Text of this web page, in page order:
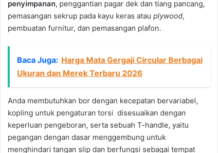
penyimpanan, penggantian pagar dek dan tiang pancang,
pemasangan sekrup pada kayu keras atau plywood,
pembuatan furnitur, dan pemasangan plafon.
Baca Juga: Harga Mata Gergaji Circular Berbagai
Ukuran dan Merek Terbaru 2026
Anda membutuhkan bor dengan kecepatan bervariabel,
kopling untuk pengaturan torsi disesuaikan dengan
keperluan pengeboran, serta sebuah T-handle, yaitu
pegangan dengan dasar menggembung untuk
menghindari tangan slip dan berfungsi sebagai tempat